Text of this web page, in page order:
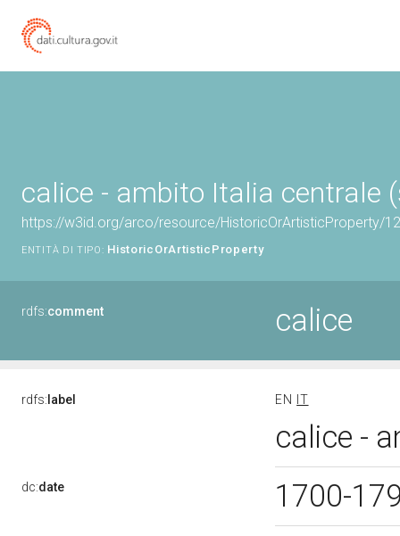
calice - ambito Italia centrale
https://w3id.org/arco/resource/HistoricOrArtisticProperty/
ENTITÀ DI TIPO: HistoricOrArtisticProperty
rdfs:comment calice
rdfs: label EN IT
calice -
dc:date 1700-